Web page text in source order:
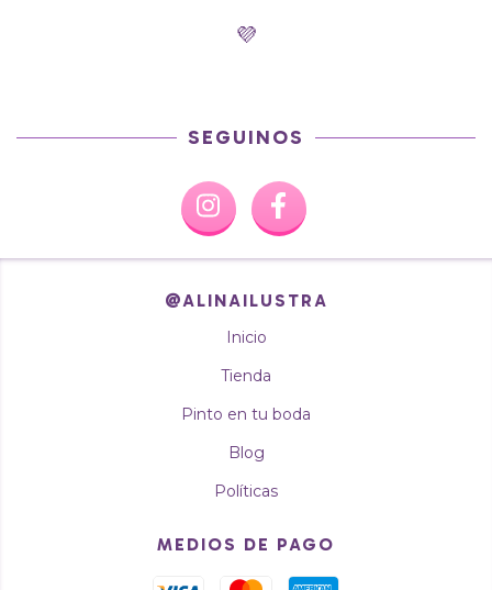
💜
SEGUINOS
@ALINAILUSTRA
Inicio
Tienda
Pinto en tu boda
Blog
Políticas
MEDIOS DE PAGO